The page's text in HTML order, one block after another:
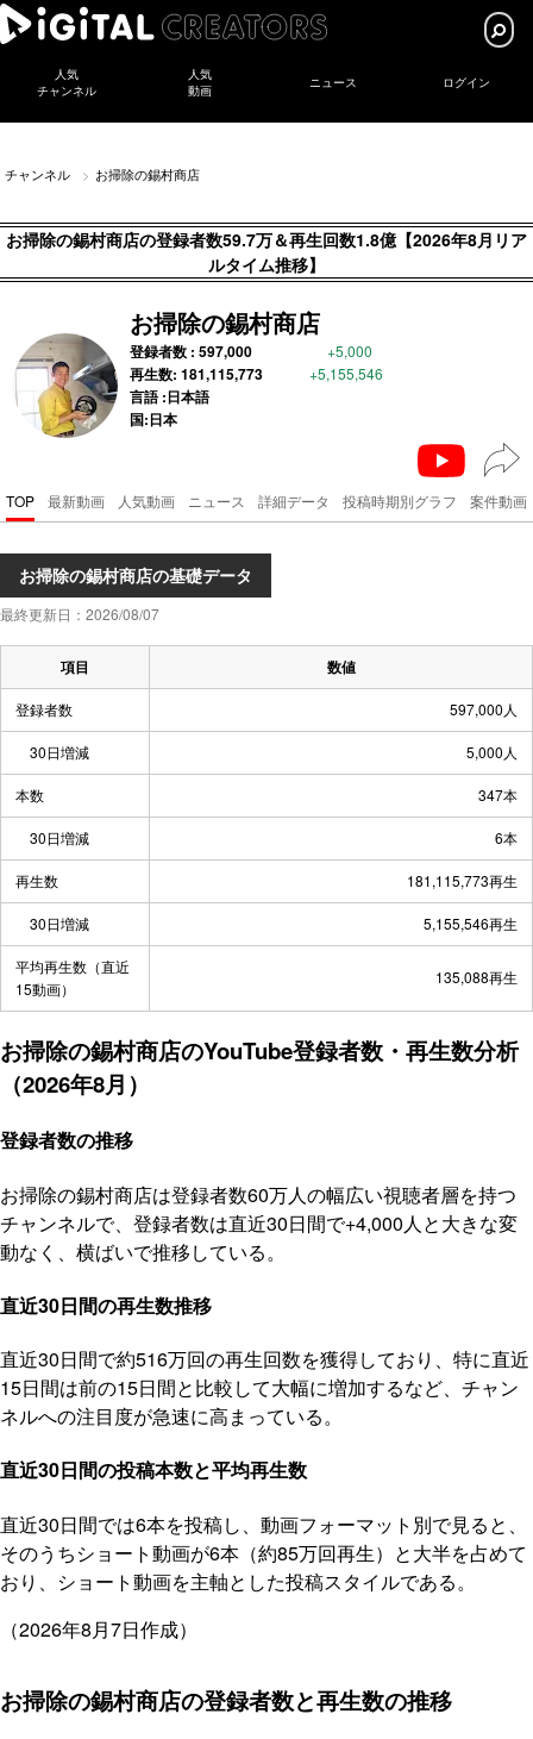
人気
チャンネル
人気
動画
ニュース ログイン
チャンネル お掃除の錫村商店
お掃除の錫村商店の登録者数59.7万＆再生回数1.8億【2026年8月リア
ルタイム推移】
お掃除の錫村商店
登録者数 : 597,000 +5,000
再生数: 181,115,773 +5,155,546
言語 :日本語
国:日本
TOP 最新動画 人気動画 ニュース 詳細データ 投稿時期別グラフ 案件動画
お掃除の錫村商店の基礎データ
最終更新日：2026/08/07
項目 数値
登録者数 597,000人
30日増減 5,000人
本数 347本
30日増減 6本
再生数 181,115,773再生
30日増減 5,155,546再生
平均再生数（直近
15動画）
135,088再生
お掃除の錫村商店のYouTube登録者数・再生数分析
（2026年8月）
登録者数の推移
お掃除の錫村商店は登録者数60万人の幅広い視聴者層を持つ
チャンネルで、登録者数は直近30日間で+4,000人と大きな変
動なく、横ばいで推移している。
直近30日間の再生数推移
直近30日間で約516万回の再生回数を獲得しており、特に直近
15日間は前の15日間と比較して大幅に増加するなど、チャン
ネルへの注目度が急速に高まっている。
直近30日間の投稿本数と平均再生数
直近30日間では6本を投稿し、動画フォーマット別で見ると、
そのうちショート動画が6本（約85万回再生）と大半を占めて
おり、ショート動画を主軸とした投稿スタイルである。
（2026年8月7日作成）
お掃除の錫村商店の登録者数と再生数の推移